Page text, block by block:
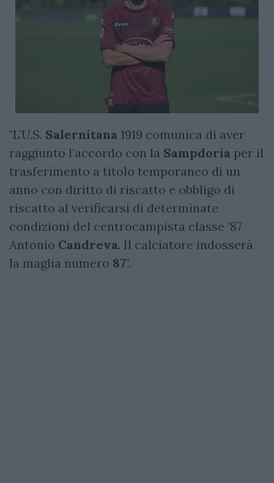
"L’U.S. Salernitana 1919 comunica di aver
raggiunto l’accordo con la Sampdoria per il
trasferimento a titolo temporaneo di un
anno con diritto di riscatto e obbligo di
riscatto al verificarsi di determinate
condizioni del centrocampista classe ’87
Antonio Candreva. Il calciatore indosserà
la maglia numero 87".